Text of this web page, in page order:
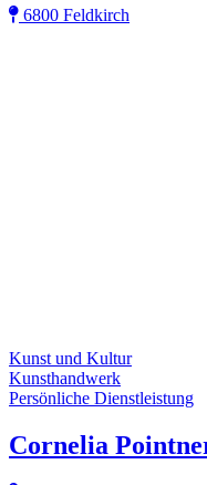
6800 Feldkirch
Kunst und Kultur
Kunsthandwerk
Persönliche Dienstleistung
Cornelia